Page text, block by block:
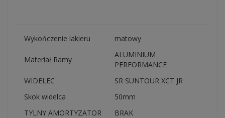
Wykończenie lakieru matowy
Materiał Ramy
ALUMINIUM
PERFORMANCE
WIDELEC
SR SUNTOUR XCT JR
Skok widelca
50mm
TYLNY AMORTYZATOR
BRAK